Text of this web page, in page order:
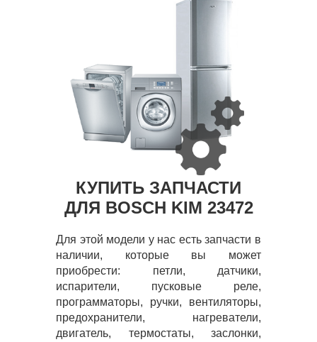
КУПИТЬ ЗАПЧАСТИ
ДЛЯ BOSCH KIM 23472
Для этой модели у нас есть запчасти в
наличии, которые вы может
приобрести: петли, датчики,
испарители, пусковые реле,
программаторы, ручки, вентиляторы,
предохранители, нагреватели,
двигатель, термостаты, заслонки,